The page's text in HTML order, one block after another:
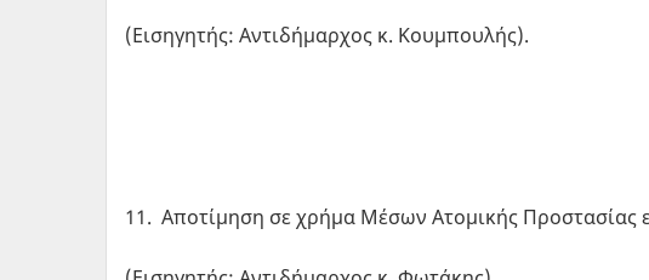
(Εισηγητής: Αντιδήμαρχος κ. Κουμπουλής).
11. Αποτίμηση σε χρήμα Μέσων Ατομικής Προστασίας